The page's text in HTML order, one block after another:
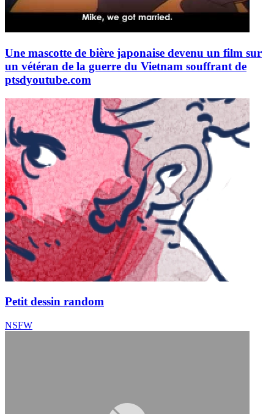
Une mascotte de bière japonaise devenu un film sur
un vétéran de la guerre du Vietnam souffrant de
ptsdyoutube.com
Petit dessin random
NSFW